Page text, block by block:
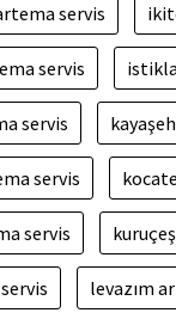
servis
servis
servis
servis
servis
levazım